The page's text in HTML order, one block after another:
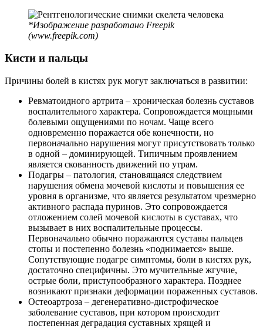
*Изображение разработано Freepik
(www.freepik.com)
Кисти и пальцы
Причины болей в кистях рук могут заключаться в развитии:
Ревматоидного артрита – хроническая болезнь суставов
воспалительного характера. Сопровождается мощными
болевыми ощущениями по ночам. Чаще всего
одновременно поражается обе конечности, но
первоначально нарушения могут присутствовать только
в одной – доминирующей. Типичным проявлением
является скованность движений по утрам.
Подагры – патология, становящаяся следствием
нарушения обмена мочевой кислоты и повышения ее
уровня в организме, что является результатом чрезмерно
активного распада пуринов. Это сопровождается
отложением солей мочевой кислоты в суставах, что
вызывает в них воспалительные процессы.
Первоначально обычно поражаются суставы пальцев
стопы и постепенно болезнь «поднимается» выше.
Сопутствующие подагре симптомы, боли в кистях рук,
достаточно специфичны. Это мучительные жгучие,
острые боли, приступообразного характера. Позднее
возникают признаки деформации пораженных суставов.
Остеоартроза – дегенеративно-дистрофическое
заболевание суставов, при котором происходит
постепенная деградация суставных хрящей и